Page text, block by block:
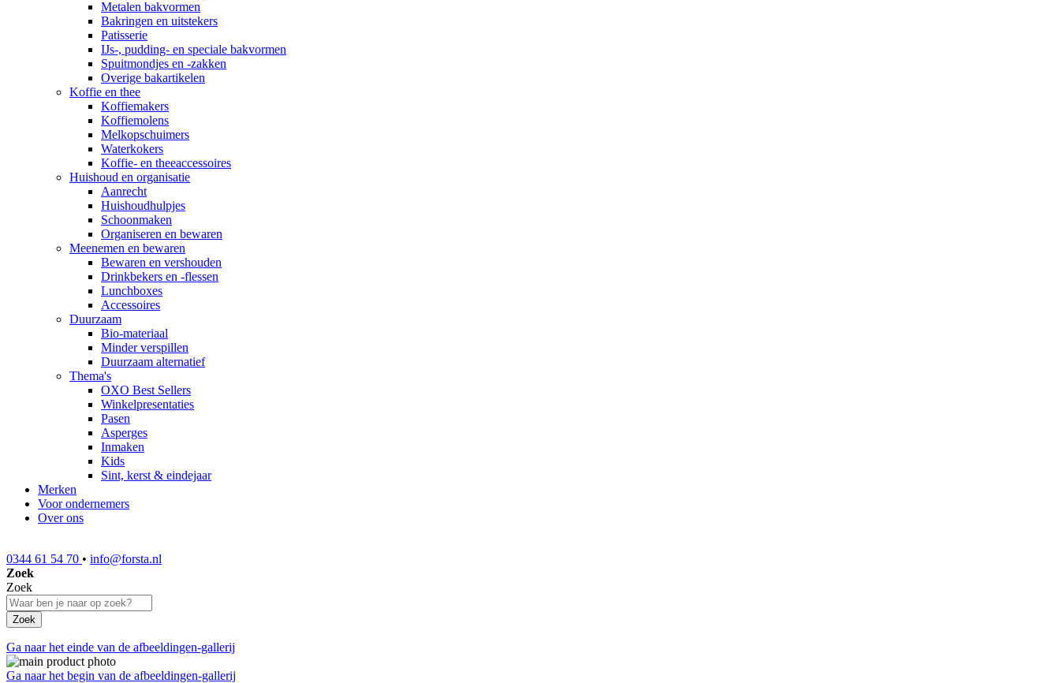
Metalen bakvormen
Bakringen en uitstekers
Patisserie
IJs-, pudding- en speciale bakvormen
Spuitmondjes en -zakken
Overige bakartikelen
Koffie en thee
Koffiemakers
Koffiemolens
Melkopschuimers
Waterkokers
Koffie- en theeaccessoires
Huishoud en organisatie
Aanrecht
Huishoudhulpjes
Schoonmaken
Organiseren en bewaren
Meenemen en bewaren
Bewaren en vershouden
Drinkbekers en -flessen
Lunchboxes
Accessoires
Duurzaam
Bio-materiaal
Minder verspillen
Duurzaam alternatief
Thema's
OXO Best Sellers
Winkelpresentaties
Pasen
Asperges
Inmaken
Kids
Sint, kerst & eindejaar
Merken
Voor ondernemers
Over ons
0344 61 54 70 • info@forsta.nl
Zoek
Zoek
Zoek
Ga naar het einde van de afbeeldingen-gallerij
Ga naar het begin van de afbeeldingen-gallerij